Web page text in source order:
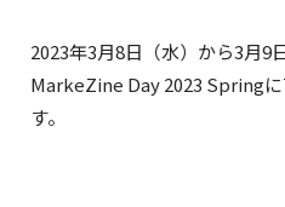
2023年3月8日（水）から3月9
MarkeZine Day 2023 Spring
す。